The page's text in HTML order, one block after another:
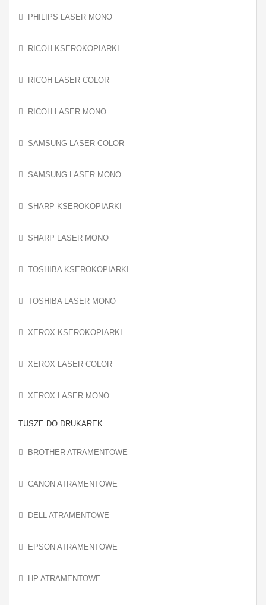
PHILIPS LASER MONO
RICOH KSEROKOPIARKI
RICOH LASER COLOR
RICOH LASER MONO
SAMSUNG LASER COLOR
SAMSUNG LASER MONO
SHARP KSEROKOPIARKI
SHARP LASER MONO
TOSHIBA KSEROKOPIARKI
TOSHIBA LASER MONO
XEROX KSEROKOPIARKI
XEROX LASER COLOR
XEROX LASER MONO
TUSZE DO DRUKAREK
BROTHER ATRAMENTOWE
CANON ATRAMENTOWE
DELL ATRAMENTOWE
EPSON ATRAMENTOWE
HP ATRAMENTOWE